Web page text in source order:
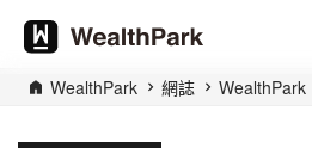
WealthPark 網誌 WealthPark